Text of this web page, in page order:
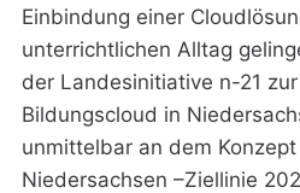
Einbindung einer
unterrichtlichen Alltag
der Landesinitiative n-21
Bildungscloud in
unmittelbar an dem
Niedersachsen –Ziellinie